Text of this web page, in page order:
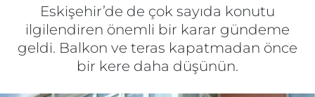
Eskişehir’de de çok sayıda konutu
ilgilendiren önemli bir karar gündeme
geldi. Balkon ve teras kapatmadan önce
bir kere daha düşünün.
SAĞLIK
EĞİTİM
Haber Arşivi